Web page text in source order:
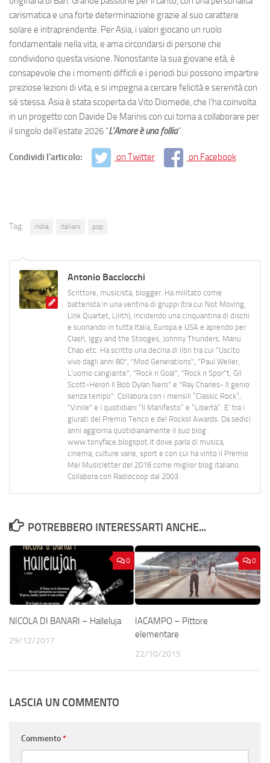
carismatica e una forte determinazione grazie al suo carattere
solare e intraprendente. Per Asia, i valori giocano un ruolo
fondamentale nella vita, e ama circondarsi di persone che
condividono questa visione. Nonostante la sua giovane età, è
consapevole che i momenti difficili e i periodi bui possono impartire
preziose lezioni di vita, e si impegna a cercare felicità e serenità con
sé stessa. Asia è stata scoperta da Vito Diomede, che l’ha coinvolta
in un progetto con Davide De Marinis con cui torna a collaborare per
il singolo dell’estate 2026 “L’Amore è una follia”.
Condividi l'articolo: on Twitter on Facebook
Tag: indie italiani pop
Antonio Bacciocchi
Scrittore, musicista, blogger. Ha militato come
batterista in una ventina di gruppi (tra cui Not Moving,
Link Quartet, Lilith), incidendo una cinquantina di dischi
e suonando in tutta Italia, Europa e USA e aprendo per
Clash, Iggy and the Stooges, Johnny Thunders, Manu
Chao etc. Ha scritto una decina di libri tra cui "Uscito
vivo dagli anni 80", "Mod Generations", "Paul Weller,
L’uomo cangiante", "Rock n Goal", "Rock n Spor"t, Gil
Scott-Heron Il Bob Dylan Nero" e "Ray Charles- Il genio
senza tempo". Collabora con i mensili “Classic Rock”,
"Vinile" e i quotidiani “Il Manifesto” e “Libertà”. E' tra i
giurati del Premio Tenco e del Rockol Awards. Da sedici
anni aggiorna quotidianamente il suo blog
www.tonyface.blogspot.it dove parla di musica,
cinema, culture varie, sport e con cui ha vinto il Premio
Mei Musicletter del 2016 come miglior blog italiano.
Collabora con Radiocoop dal 2003.
POTREBBERO INTERESSARTI ANCHE...
0
NICOLA DI BANARI – Halleluja
29/12/2017
0
IACAMPO – Pittore
elementare
22/10/2015
LASCIA UN COMMENTO
Commento*